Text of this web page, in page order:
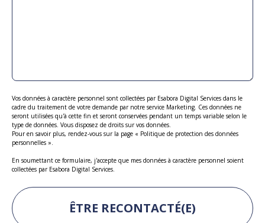
Vos données à caractère personnel sont collectées par Esabora Digital Services dans le
cadre du traitement de votre demande par notre service Marketing. Ces données ne
seront utilisées qu'à cette fin et seront conservées pendant un temps variable selon le
type de données. Vous disposez de droits sur vos données.
Pour en savoir plus, rendez-vous sur la page « Politique de protection des données
personnelles ».
En soumettant ce formulaire, j'accepte que mes données à caractère personnel soient
collectées par Esabora Digital Services.